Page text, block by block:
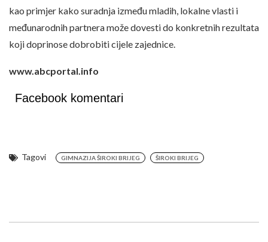
kao primjer kako suradnja između mladih, lokalne vlasti i
međunarodnih partnera može dovesti do konkretnih rezultata
koji doprinose dobrobiti cijele zajednice.
www.abcportal.info
Facebook komentari
Tagovi GIMNAZIJA ŠIROKI BRIJEG ŠIROKI BRIJEG